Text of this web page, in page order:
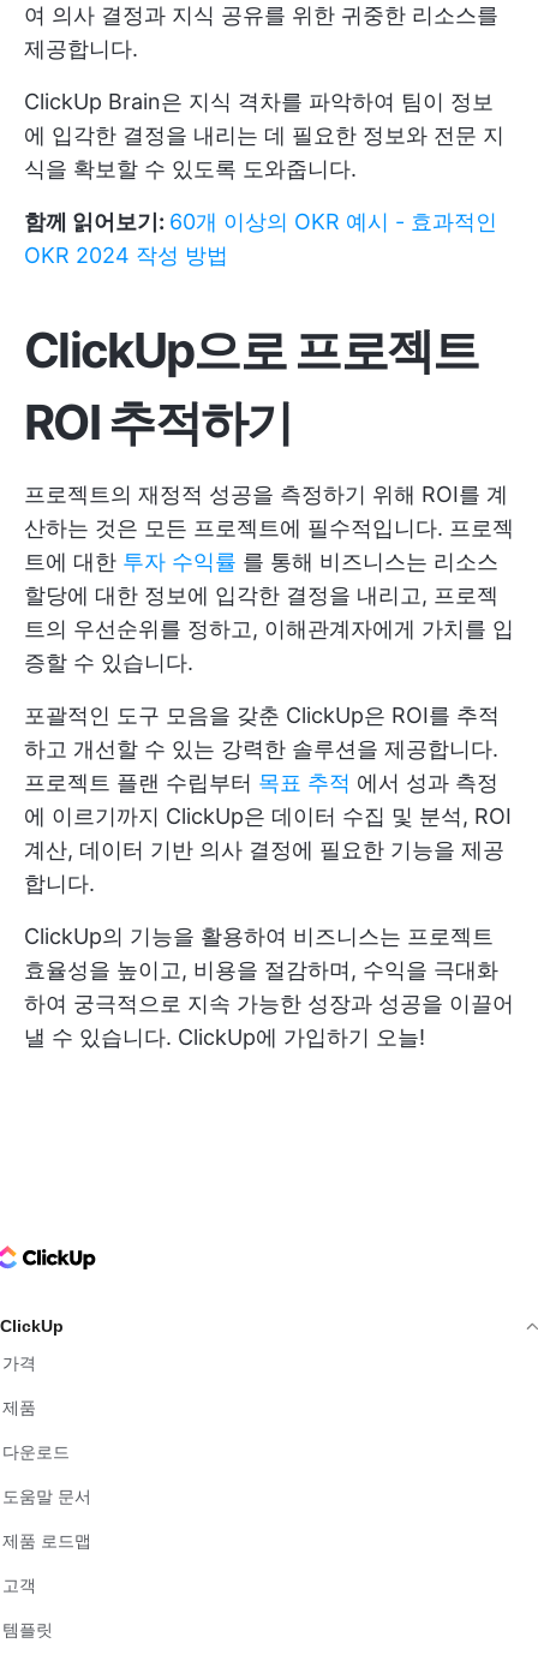
여 의사 결정과 지식 공유를 위한 귀중한 리소스를
제공합니다.
ClickUp Brain은 지식 격차를 파악하여 팀이 정보
에 입각한 결정을 내리는 데 필요한 정보와 전문 지
식을 확보할 수 있도록 도와줍니다.
함께 읽어보기: 60개 이상의 OKR 예시 - 효과적인
OKR 2024 작성 방법
ClickUp으로 프로젝트
ROI 추적하기
프로젝트의 재정적 성공을 측정하기 위해 ROI를 계
산하는 것은 모든 프로젝트에 필수적입니다. 프로젝
트에 대한 투자 수익률 를 통해 비즈니스는 리소스
할당에 대한 정보에 입각한 결정을 내리고, 프로젝
트의 우선순위를 정하고, 이해관계자에게 가치를 입
증할 수 있습니다.
포괄적인 도구 모음을 갖춘 ClickUp은 ROI를 추적
하고 개선할 수 있는 강력한 솔루션을 제공합니다.
프로젝트 플랜 수립부터 목표 추적 에서 성과 측정
에 이르기까지 ClickUp은 데이터 수집 및 분석, ROI
계산, 데이터 기반 의사 결정에 필요한 기능을 제공
합니다.
ClickUp의 기능을 활용하여 비즈니스는 프로젝트
효율성을 높이고, 비용을 절감하며, 수익을 극대화
하여 궁극적으로 지속 가능한 성장과 성공을 이끌어
낼 수 있습니다. ClickUp에 가입하기 오늘!
Logo
ClickUp
가격
제품
다운로드
도움말 문서
제품 로드맵
고객
템플릿